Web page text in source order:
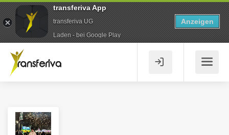
transferiva App
transferiva UG
Laden - bei Google Play
Anzeigen